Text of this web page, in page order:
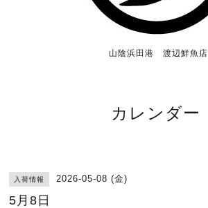
山陰浜田港 渡辺鮮魚店
カレンダー
入荷情報 2026-05-08 (金)
5月8日